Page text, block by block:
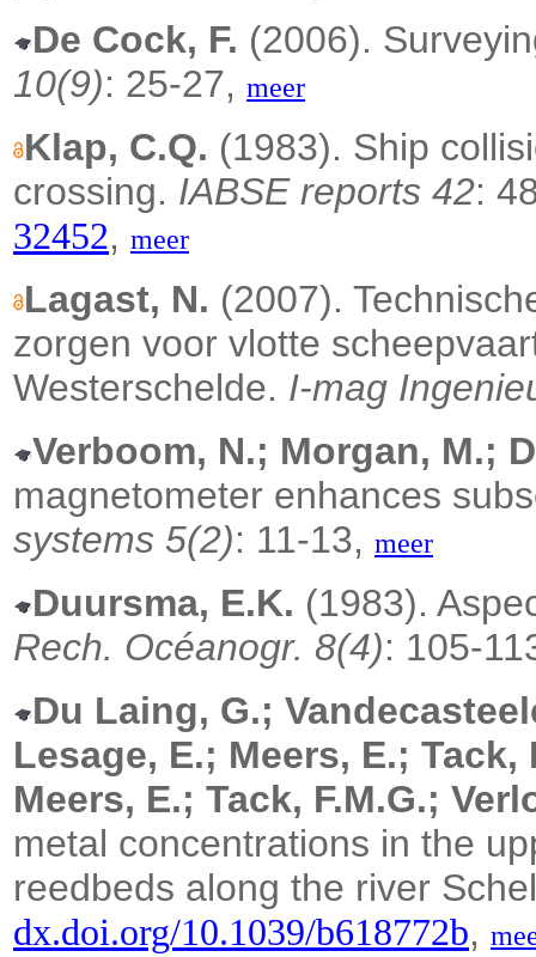
De Cock, F. (2006).
10(9): 25-27, meer
Klap, C.Q. (1983). Ship
crossing. IABSE reports 42:
32452, meer
Lagast, N. (2007).
zorgen voor vlotte
Westerschelde. I-mag
Verboom, N.; Morgan, M.;
magnetometer enhances
systems 5(2): 11-13, meer
Duursma, E.K. (1983).
Rech. Océanogr. 8(4): 105-
Du Laing, G.;
Lesage, E.; Meers, E.;
Meers, E.; Tack, F.M.G.;
metal concentrations in the
reedbeds along the river
dx.doi.org/10.1039/b618772b,